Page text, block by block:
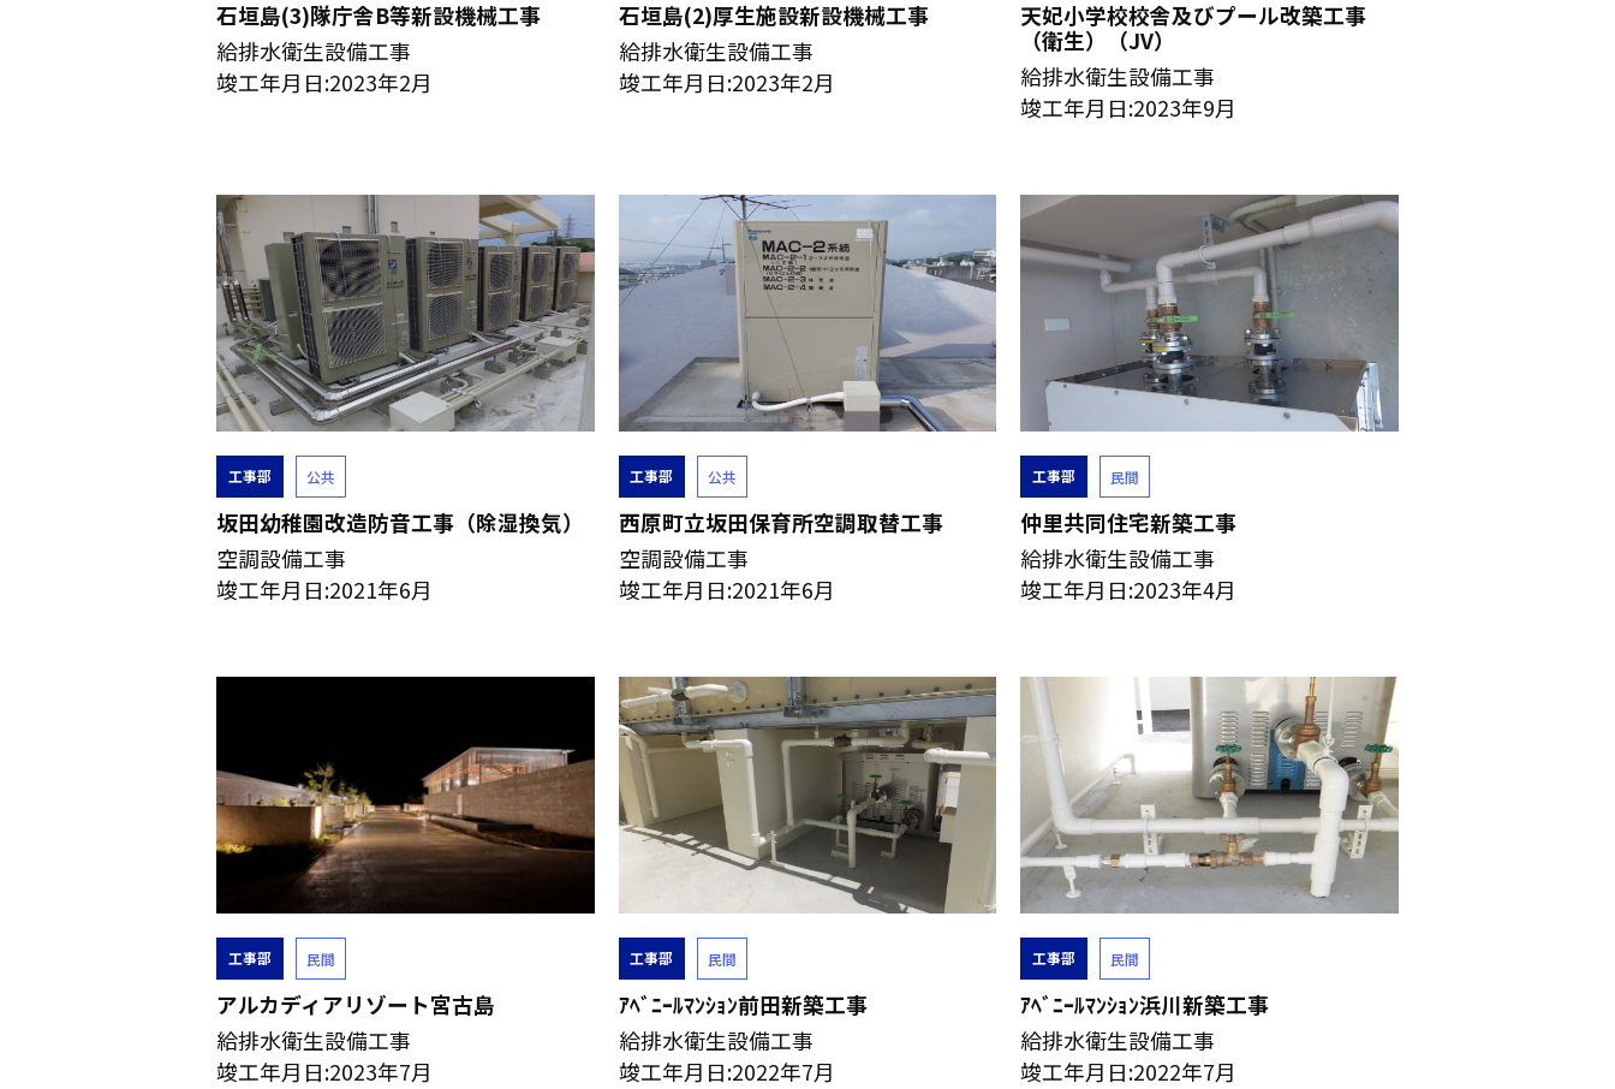
石垣島(3)隊庁舎B等新設機械工事
給排水衛生設備工事
竣工年月日:2023年2月
石垣島(2)厚生施設新設機械工事
給排水衛生設備工事
竣工年月日:2023年2月
天妃小学校校舎及びプール改築工事
（衛生）（JV）
給排水衛生設備工事
竣工年月日:2023年9月
工事部 公共
坂田幼稚園改造防音工事（除湿換気）
空調設備工事
竣工年月日:2021年6月
工事部 公共
西原町立坂田保育所空調取替工事
空調設備工事
竣工年月日:2021年6月
工事部 民間
仲里共同住宅新築工事
給排水衛生設備工事
竣工年月日:2023年4月
工事部 民間
アルカディアリゾート宮古島
給排水衛生設備工事
竣工年月日:2023年7月
工事部 民間
ｱﾍﾞﾆｰﾙﾏﾝｼｮﾝ前田新築工事
給排水衛生設備工事
竣工年月日:2022年7月
工事部 民間
ｱﾍﾞﾆｰﾙﾏﾝｼｮﾝ浜川新築工事
給排水衛生設備工事
竣工年月日:2022年7月